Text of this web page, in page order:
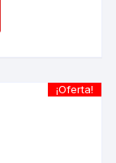
¡Oferta!